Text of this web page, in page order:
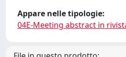
Appare nelle tipologie:
04E-Meeting abstract in